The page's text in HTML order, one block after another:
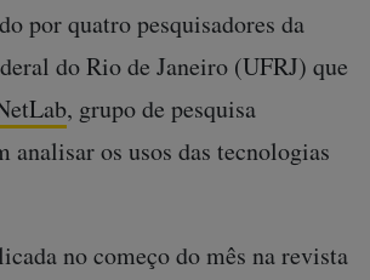
por quatro pesquisadores da
do Rio de Janeiro (UFRJ) que
, grupo de pesquisa
analisar os usos das tecnologias
no começo do mês na revista